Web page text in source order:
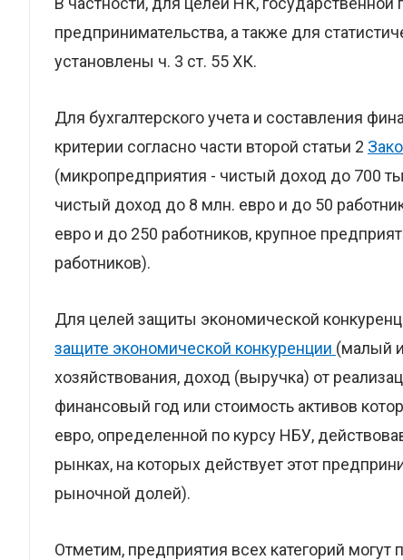
предпринимательства, а также для
установлены ч. 3 ст. 55 ХК.
Для бухгалтерского учета и составления
критерии согласно части второй статьи 2
(микропредприятия - чистый доход до 700
чистый доход до 8 млн. евро и до 50
евро и до 250 работников, крупное
работников).
Для целей защиты экономической
защите экономической конкуренции (малый
хозяйствования, доход (выручка) от
финансовый год или стоимость активов
евро, определенной по курсу НБУ,
рынках, на которых действует этот
рыночной долей).
Отметим, предприятия всех категорий